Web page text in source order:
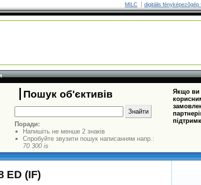
MILC digitális fényképezõgép
Пошук об'єктивів
Поради:
Напишіть не менше 2 знаків
Спробуйте звузити пошук написанням напр.:
70 300 is
Якщо ви
ED (IF)